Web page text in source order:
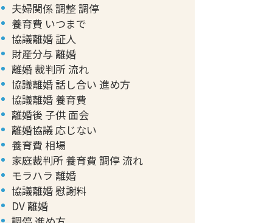
夫婦関係 調整 調停
養育費 いつまで
協議離婚 証人
財産分与 離婚
離婚 裁判所 流れ
協議離婚 話し合い 進め方
協議離婚 養育費
離婚後 子供 面会
離婚協議 応じない
養育費 相場
家庭裁判所 養育費 調停 流れ
モラハラ 離婚
協議離婚 慰謝料
DV 離婚